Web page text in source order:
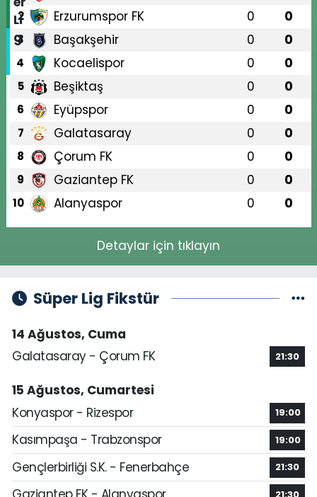
2 Erzurumspor FK 0 0
3 Başakşehir 0 0
4 Kocaelispor 0 0
5 Beşiktaş 0 0
6 Eyüpspor 0 0
7 Galatasaray 0 0
8 Çorum FK 0 0
9 Gaziantep FK 0 0
10 Alanyaspor 0 0
Detaylar için tıklayın
Süper Lig Fikstür
14 Ağustos, Cuma
Galatasaray - Çorum FK
21:30
15 Ağustos, Cumartesi
Konyaspor - Rizespor
19:00
Kasımpaşa - Trabzonspor 19:00
Gençlerbirliği S.K. - Fenerbahçe 21:30
21:30